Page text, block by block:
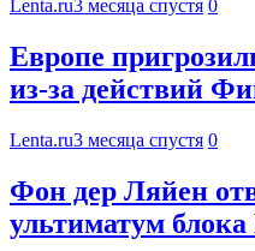
Lenta.ru3 месяца спустя 0
Европе
из-за действий
Lenta.ru3 месяца спустя 0
Фон дер Ляйен
ультиматум